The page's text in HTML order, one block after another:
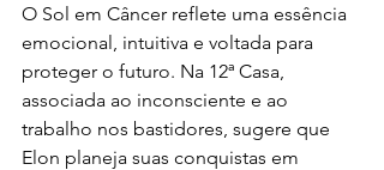
O Sol em Câncer reflete uma essência
emocional, intuitiva e voltada para
proteger o futuro. Na 12ª Casa,
associada ao inconsciente e ao
trabalho nos bastidores, sugere que
Elon planeja suas conquistas em